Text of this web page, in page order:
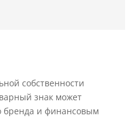
собственности
знак может
бренда и финансовым